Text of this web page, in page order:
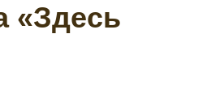
«Здесь